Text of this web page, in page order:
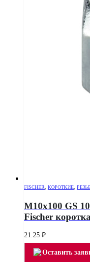
FISCHER КОРОТКИЕ
M10х100 GS
Fischer
21.25 ₽
Оставить